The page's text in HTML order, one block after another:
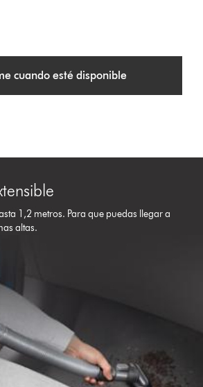
cuando esté disponible
1,2 metros. Para que puedas llegar a
altas.